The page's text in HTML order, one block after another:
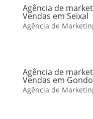
Agência de
Vendas em Seixal
Agência de
Agência de
Vendas em
Agência de